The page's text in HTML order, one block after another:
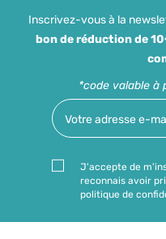
Inscrivez-vous à la
bon de réduction de
*code valable à
J'accepte de
reconnais avoir
politique de